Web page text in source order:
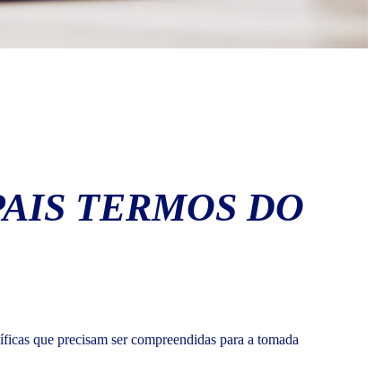
TERMOS DO
que precisam ser compreendidas para a tomada